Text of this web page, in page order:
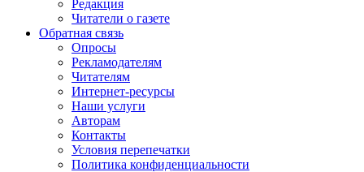
Редакция
Читатели о газете
Обратная связь
Опросы
Рекламодателям
Читателям
Интернет-ресурсы
Наши услуги
Авторам
Контакты
Условия перепечатки
Политика конфиденциальности